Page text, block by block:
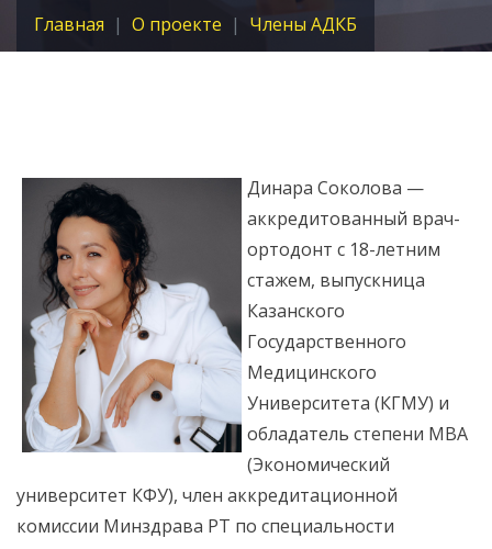
Главная О проекте Члены АДКБ
Динара Соколова —
аккредитованный врач-
ортодонт с 18-летним
стажем, выпускница
Казанского
Государственного
Медицинского
Университета (КГМУ) и
обладатель степени MBA
(Экономический
университет КФУ), член аккредитационной
комиссии Минздрава РТ по специальности